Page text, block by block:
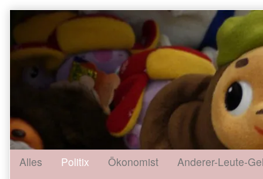
to
content
Alles Politix Ökonomist
Anderer-Leute-